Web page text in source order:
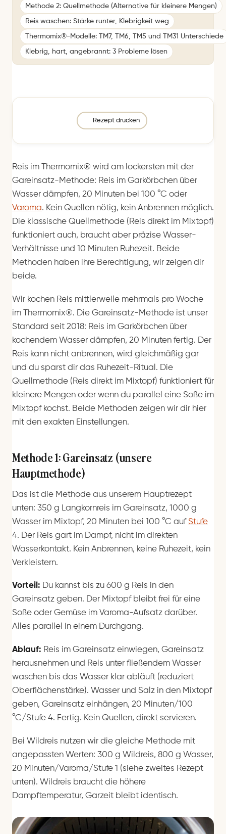
Methode 2: Quellmethode (Alternative für kleinere Mengen)
Reis waschen: Stärke runter, Klebrigkeit weg
Thermomix®-Modelle: TM7, TM6, TM5 und TM31 Unterschiede
Klebrig, hart, angebrannt: 3 Probleme lösen
Rezept drucken
Reis im Thermomix® wird am lockersten mit der
Gareinsatz-Methode: Reis im Garkörbchen über
Wasser dämpfen, 20 Minuten bei 100 °C oder
Varoma. Kein Quellen nötig, kein Anbrennen möglich.
Die klassische Quellmethode (Reis direkt im Mixtopf)
funktioniert auch, braucht aber präzise Wasser-
Verhältnisse und 10 Minuten Ruhezeit. Beide
Methoden haben ihre Berechtigung, wir zeigen dir
beide.
Wir kochen Reis mittlerweile mehrmals pro Woche
im Thermomix®. Die Gareinsatz-Methode ist unser
Standard seit 2018: Reis im Garkörbchen über
kochendem Wasser dämpfen, 20 Minuten fertig. Der
Reis kann nicht anbrennen, wird gleichmäßig gar
und du sparst dir das Ruhezeit-Ritual. Die
Quellmethode (Reis direkt im Mixtopf) funktioniert für
kleinere Mengen oder wenn du parallel eine Soße im
Mixtopf kochst. Beide Methoden zeigen wir dir hier
mit den exakten Einstellungen.
Methode 1: Gareinsatz (unsere
Hauptmethode)
Das ist die Methode aus unserem Hauptrezept
unten: 350 g Langkornreis im Gareinsatz, 1000 g
Wasser im Mixtopf, 20 Minuten bei 100 °C aufStufe
4. Der Reis gart im Dampf, nicht im direkten
Wasserkontakt. Kein Anbrennen, keine Ruhezeit, kein
Verkleistern.
Vorteil: Du kannst bis zu 600 g Reis in den
Gareinsatz geben. Der Mixtopf bleibt frei für eine
Soße oder Gemüse im Varoma-Aufsatz darüber.
Alles parallel in einem Durchgang.
Ablauf: Reis im Gareinsatz einwiegen, Gareinsatz
herausnehmen und Reis unter fließendem Wasser
waschen bis das Wasser klar abläuft (reduziert
Oberflächenstärke). Wasser und Salz in den Mixtopf
geben, Gareinsatz einhängen, 20 Minuten/100
°C/Stufe 4. Fertig. Kein Quellen, direkt servieren.
Bei Wildreis nutzen wir die gleiche Methode mit
angepassten Werten: 300 g Wildreis, 800 g Wasser,
20 Minuten/Varoma/Stufe 1 (siehe zweites Rezept
unten). Wildreis braucht die höhere
Dampftemperatur, Garzeit bleibt identisch.